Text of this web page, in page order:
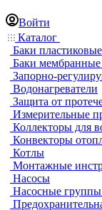
Войти
Каталог
Баки пластиковые
Баки
Запорно-
Водонагреватели
Защита от
Измерительные
Коллекторы для
Конвекторы
Котлы
Монтажные
Насосы
Насосные